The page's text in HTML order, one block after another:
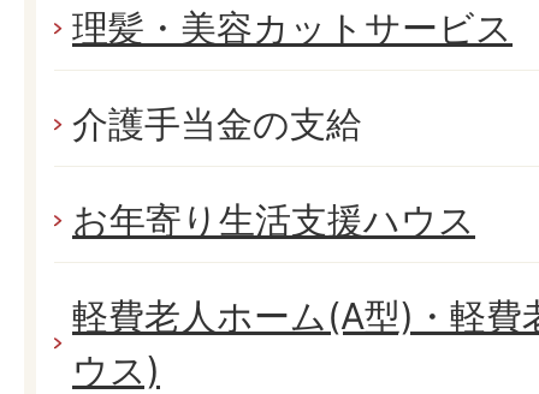
理髪・美容カットサービス
介護手当金の支給
お年寄り生活支援ハウス
軽費老人ホーム(A型)・軽
ウス)